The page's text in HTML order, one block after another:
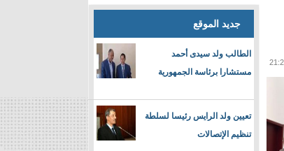
جديد الموقع
الطالب ولد سيدى أحمد
مستشارا برئاسة الجمهورية
تعيين ولد الرايس رئيسا لسلطة
تنظيم الإتصالات